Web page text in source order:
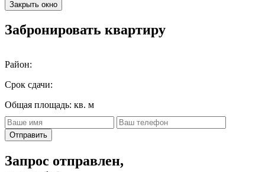
Закрыть окно
Забронировать квартиру
Район:
Срок сдачи:
Общая площадь: кв. м
Отправить
Запрос отправлен,